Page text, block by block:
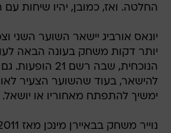
החלטה. ואז, כמובן, יהיו שיחות עם
יונאס אורביג יישאר השוער השני
יותר דקות משחק בעונה הבאה
הנוכחית, שבה רשם
להישאר, בעוד שהשוער הצעיר
ימשיך להתפתח מאחוריו או יושאל.